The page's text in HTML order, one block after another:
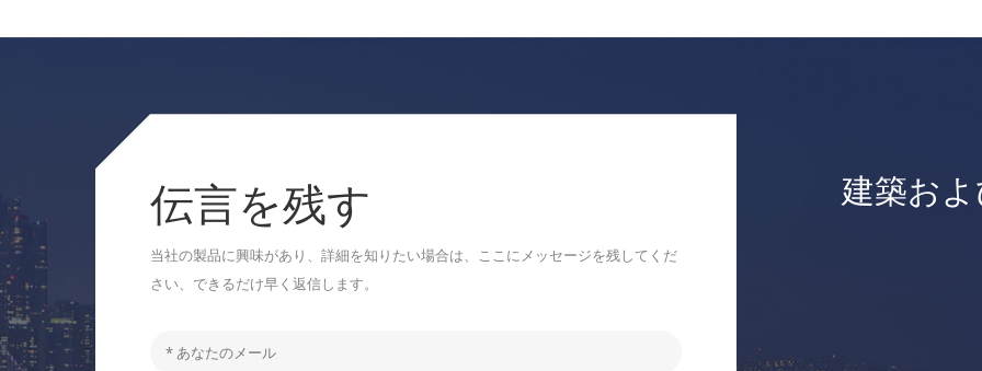
伝言を残す
当社の製品に興味があり、詳細を知りたい場合は、ここにメッセージを残してくだ
さい、できるだけ早く返信します。
建築お